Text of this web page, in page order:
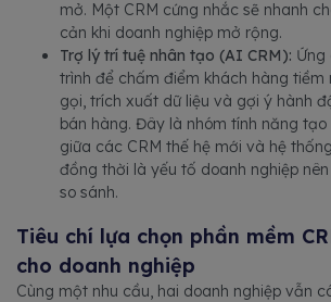
mở. Một CRM cứng nhắc sẽ nhanh
cản khi doanh nghiệp mở rộng.
Trợ lý trí tuệ nhân tạo (AI CRM): Ứng
trình để chấm điểm khách hàng
gọi, trích xuất dữ liệu và gợi ý hành
bán hàng. Đây là nhóm tính năng
giữa các CRM thế hệ mới và hệ
đồng thời là yếu tố doanh nghiệp
so sánh.
Tiêu chí lựa chọn phần mềm
cho doanh nghiệp
Cùng một nhu cầu, hai doanh nghiệp vẫn